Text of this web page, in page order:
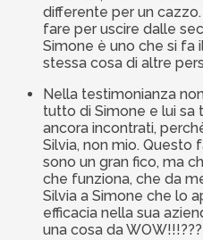
differente per un
fare per uscire dalle
Simone è uno che si fa
stessa cosa di altre
Nella testimonianza non
tutto di Simone e lui sa
ancora incontrati,
Silvia, non mio. Questo
sono un gran fico, ma
che funziona, che da
Silvia a Simone che lo
efficacia nella sua
una cosa da